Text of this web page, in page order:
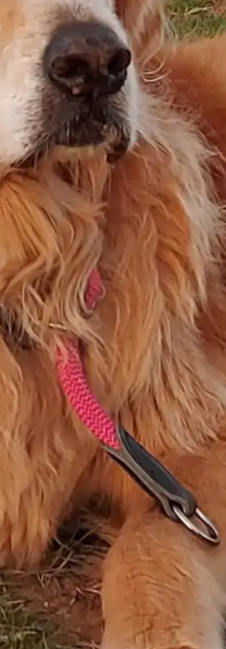
Booking evita pagar impuestos que sí nos crujen a
los demás. Este truquito les permite embolsarse
otro 10% que
ni tú, ni yo, ni el pobre hotel
podemos desgravar
. Así que, en realidad, se
llevan más del27% de lo que pagas por noche
Más a más, si quieres estar arriba debes ponerte
en oferta para moviles, otro 10%, y si quieres más…
o estar en los primeros resultados, Reservas de
última hora, Ofertas de principio o final de año,
otro 10 o 20% de dto,… Sí, querido lector, más de
una cuarta parte de tu dinero desaparece en las
arcas de un gigante digital que no limpia
habitaciones, no cambia sábanas y no te pone ni
un mísero chocolatito en la almohada.
Pero ahí no termina el abuso. No, eso sería
demasiado simple. Booking, como buen déspota,
ha perfeccionado su maquinaria de control: los
comentarios de los clientes
. Ah, los
comentarios… Ese agujero negro donde la
objetividad y la justicia van a morir. Aquí tienes la
jugada: te hacen preguntas tan específicas que
hasta el cliente más feliz encuentra algo que
criticar. ¿Que el agua de la ducha no salía a la
temperatura exacta de sus sueños? Comentario
negativo. ¿Que el vecino roncaba? También culpa
tuya. ¿Que no les gustó el color del césped? Pues
nada, un 7.
Y así, tu puntuación baja como una piedra en el
agua.
Tienes un 8,8 con 20 dieces seguidos, pero
basta con un solitario 7, como una puñalada
traicionera, para que caigas al 8,7. ¿Subir de
nuevo? Imposible. Más fácil sería que te toque la
lotería o que encuentres un unicornio
desayunando croissants en tu jardín. Booking no
premia la excelencia; Booking premia la
dependencia. Porque, claro, si no estás en su
plataforma,no existes . Es como el algoritmo de
Google, pero más cruel, porque aquí hablamos de
negocios que sangran euros con cada reserva.